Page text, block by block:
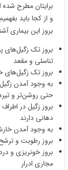
برایتان مطرح
و از کجا باید
بروز این بیماری
بروز تک زگیل‌های
تناسلی و مقعد
بروز تک زگیل‌های
به وجود آمدن
حتی روشن‌تر و
بروز زگیل در
دهانی دارند
به وجود آمدن
بروز رطوبت و
بروز خونریزی و
مجاری ادرار